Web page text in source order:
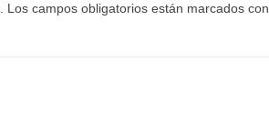
Los campos obligatorios están marcados con